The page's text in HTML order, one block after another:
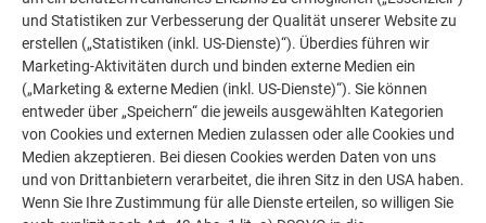
LASSEN SIE SICH INSPIRIEREN
WEITERE OBJEKTE
Die PREFA Referenzgalerie zeigt, wie vielseitig
Aluminium eingesetzt werden kann. Entdecken Sie
weitere beeindruckende Projekte mit den langlebigen
PREFA Aluminiumlösungen für Dach, Solar und
Fassade.
und Statistiken zur Verbesserung der Qualität unserer Website zu
erstellen („Statistiken (inkl. US-Dienste)“). Überdies führen wir
Marketing-Aktivitäten durch und binden externe Medien ein
(„Marketing & externe Medien (inkl. US-Dienste)“). Sie können
entweder über „Speichern“ die jeweils ausgewählten Kategorien
von Cookies und externen Medien zulassen oder alle Cookies und
Medien akzeptieren. Bei diesen Cookies werden Daten von uns
und von Drittanbietern verarbeitet, die ihren Sitz in den USA haben.
Wenn Sie Ihre Zustimmung für alle Dienste erteilen, so willigen Sie